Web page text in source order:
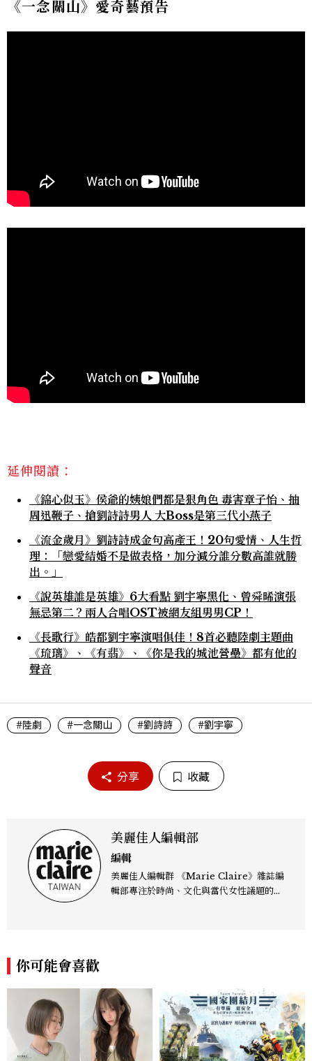
《一念關山》愛奇藝預告
延伸閱讀：
《錦心似玉》侯爺的姨娘們都是狠角色 毒害章子怡、抽
周迅鞭子、搶劉詩詩男人 大Boss是第三代小燕子
《流金歲月》劉詩詩成金句高產王！20句愛情、人生哲
理：「戀愛結婚不是做表格，加分減分誰分數高誰就勝
出。」
《說英雄誰是英雄》6大看點 劉宇寧黑化、曾舜晞演張
無忌第二？兩人合唱OST被網友組男男CP！
《長歌行》皓都劉宇寧演唱俱佳！8首必聽陸劇主題曲
《琉璃》、《有翡》、《你是我的城池營壘》都有他的
聲音
#陸劇 #一念關山 #劉詩詩 #劉宇寧
分享 收藏
美麗佳人編輯部
編輯
美麗佳人編輯群 《Marie Claire》雜誌編
輯部專注於時尚、文化與當代女性議題的深
度的內容。 《Marie Claire》始終以敏銳
視角與編輯直覺，引領讀者探索女性多元面
貌與生活品味風格的無限可能。
你可能會喜歡